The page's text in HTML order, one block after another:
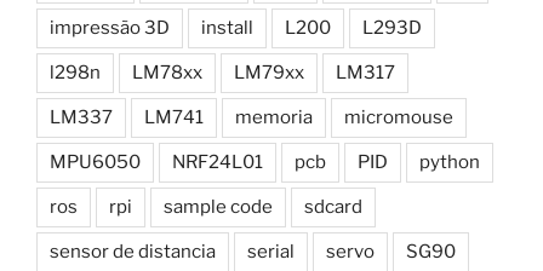
impressão 3D install L200 L293D
l298n LM78xx LM79xx LM317
LM337 LM741 memoria micromouse
MPU6050 NRF24L01 pcb PID python
ros rpi sample code sdcard
sensor de distancia serial servo SG90